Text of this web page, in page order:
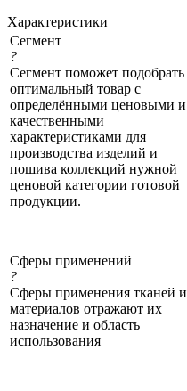
Характеристики
Сегмент
?
Сегмент поможет подобрать
оптимальный товар с
определёнными ценовыми и
качественными
характеристиками для
производства изделий и
пошива коллекций нужной
ценовой категории готовой
продукции.
Сферы применений
?
Сферы применения тканей и
материалов отражают их
назначение и область
использования